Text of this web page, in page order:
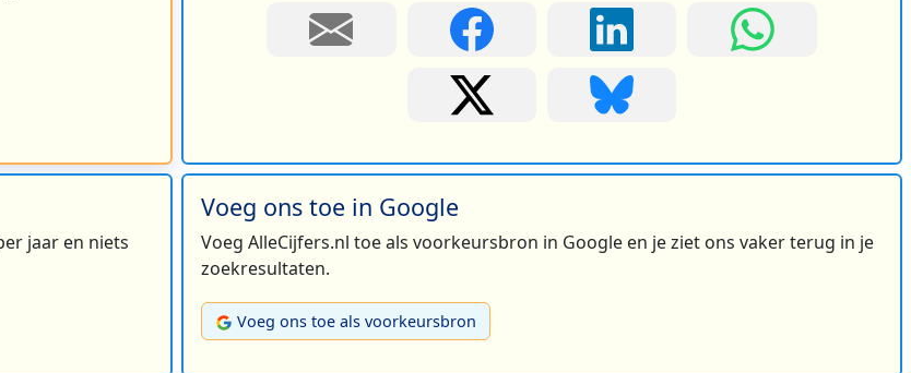
jaar en niets
Voeg ons toe in Google
Voeg AlleCijfers.nl toe als voorkeursbron in Google en je ziet ons vaker terug in je
zoekresultaten.
Voeg ons toe als voorkeursbron